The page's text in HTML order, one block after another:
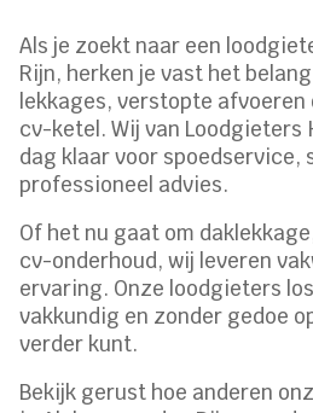
Als je zoekt naar een
Rijn, herken je vast het
lekkages, verstopte afvoeren
cv-ketel. Wij van Loodgieters
dag klaar voor
professioneel advies.
Of het nu gaat om
cv-onderhoud, wij leveren
ervaring. Onze loodgieters
vakkundig en zonder gedoe
verder kunt.
Bekijk gerust hoe anderen